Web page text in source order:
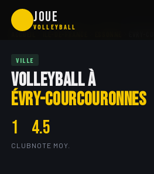
JOUE
VOLLEYBALL
VILLE
VOLLEYBALL À
ÉVRY-COURCOURONNES
1
CLUB
4.5
NOTE MOY.